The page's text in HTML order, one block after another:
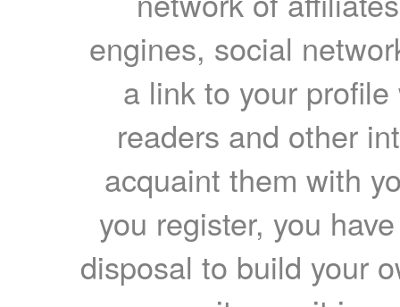
engines, social
a link to your
readers and other
acquaint them with
you register, you
disposal to build your